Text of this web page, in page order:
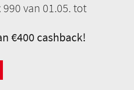
van 01.05. tot
€400 cashback!